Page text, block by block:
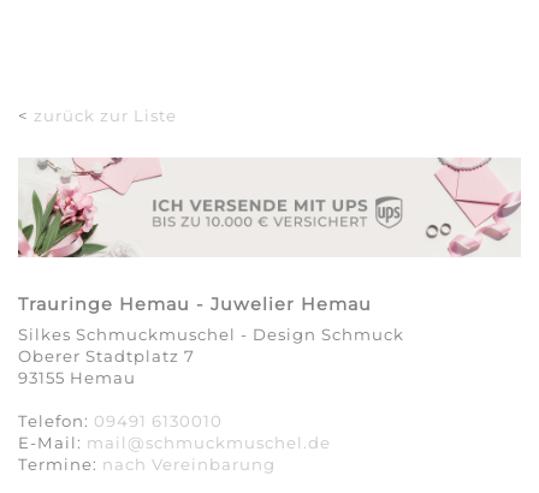
< zurück zur Liste
Trauringe Hemau - Juwelier Hemau
Silkes Schmuckmuschel - Design Schmuck
Oberer Stadtplatz 7
93155 Hemau
Telefon: 09491 6130010
E-Mail: mail@schmuckmuschel.de
Termine: nach Vereinbarung​​​​​​​